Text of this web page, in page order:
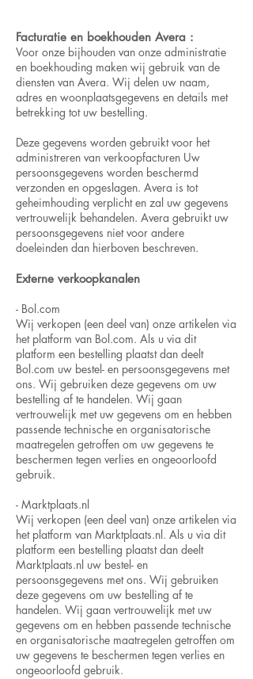
Facturatie en boekhouden Avera :
Voor onze bijhouden van onze administratie
en boekhouding maken wij gebruik van de
diensten van Avera. Wij delen uw naam,
adres en woonplaatsgegevens en details met
betrekking tot uw bestelling.
Deze gegevens worden gebruikt voor het
administreren van verkoopfacturen Uw
persoonsgegevens worden beschermd
verzonden en opgeslagen. Avera is tot
geheimhouding verplicht en zal uw gegevens
vertrouwelijk behandelen. Avera gebruikt uw
persoonsgegevens niet voor andere
doeleinden dan hierboven beschreven.
Externe verkoopkanalen
- Bol.com
Wij verkopen (een deel van) onze artikelen via
het platform van Bol.com. Als u via dit
platform een bestelling plaatst dan deelt
Bol.com uw bestel- en persoonsgegevens met
ons. Wij gebruiken deze gegevens om uw
bestelling af te handelen. Wij gaan
vertrouwelijk met uw gegevens om en hebben
passende technische en organisatorische
maatregelen getroffen om uw gegevens te
beschermen tegen verlies en ongeoorloofd
gebruik.
- Marktplaats.nl
Wij verkopen (een deel van) onze artikelen via
het platform van Marktplaats.nl. Als u via dit
platform een bestelling plaatst dan deelt
Marktplaats.nl uw bestel- en
persoonsgegevens met ons. Wij gebruiken
deze gegevens om uw bestelling af te
handelen. Wij gaan vertrouwelijk met uw
gegevens om en hebben passende technische
en organisatorische maatregelen getroffen om
uw gegevens te beschermen tegen verlies en
ongeoorloofd gebruik.